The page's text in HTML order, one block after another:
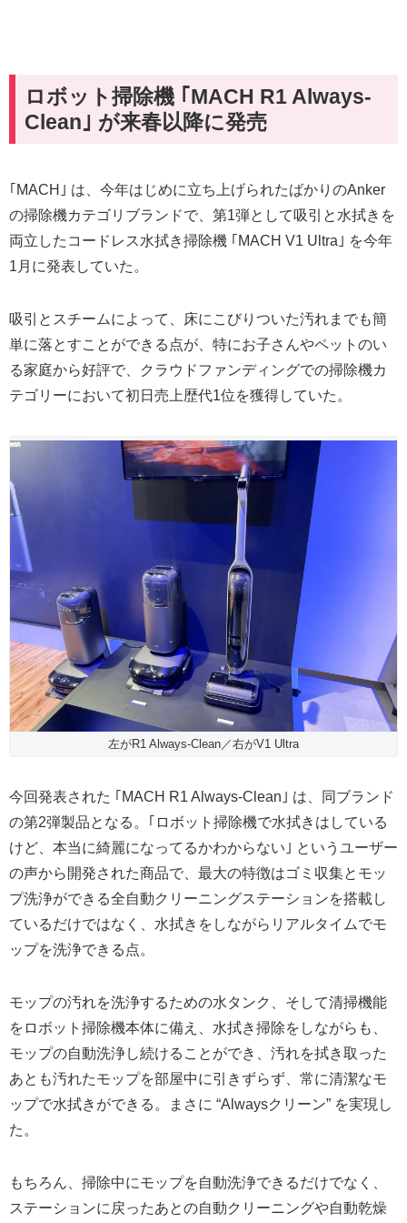
ロボット掃除機 ｢MACH R1 Always-
Clean｣ が来春以降に発売
｢MACH｣ は、今年はじめに立ち上げられたばかりのAnker
の掃除機カテゴリブランドで、第1弾として吸引と水拭きを
両立したコードレス水拭き掃除機 ｢MACH V1 Ultra｣ を今年
1月に発表していた。
吸引とスチームによって、床にこびりついた汚れまでも簡
単に落とすことができる点が、特にお子さんやペットのい
る家庭から好評で、クラウドファンディングでの掃除機カ
テゴリーにおいて初日売上歴代1位を獲得していた。
左がR1 Always-Clean／右がV1 Ultra
今回発表された ｢MACH R1 Always-Clean｣ は、同ブランド
の第2弾製品となる。｢ロボット掃除機で水拭きはしている
けど、本当に綺麗になってるかわからない｣ というユーザー
の声から開発された商品で、最大の特徴はゴミ収集とモッ
プ洗浄ができる全自動クリーニングステーションを搭載し
ているだけではなく、水拭きをしながらリアルタイムでモ
ップを洗浄できる点。
モップの汚れを洗浄するための水タンク、そして清掃機能
をロボット掃除機本体に備え、水拭き掃除をしながらも、
モップの自動洗浄し続けることができ、汚れを拭き取った
あとも汚れたモップを部屋中に引きずらず、常に清潔なモ
ップで水拭きができる。まさに “Alwaysクリーン” を実現し
た。
もちろん、掃除中にモップを自動洗浄できるだけでなく、
ステーションに戻ったあとの自動クリーニングや自動乾燥